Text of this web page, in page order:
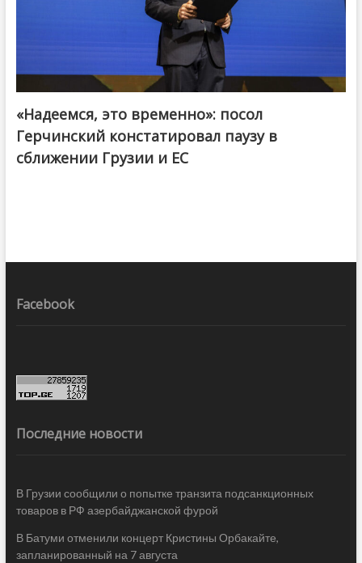
«Надеемся, это временно»: посол
Герчинский констатировал паузу в
сближении Грузии и ЕС
Facebook
Последние новости
В Грузии сообщили о попытке транзита подсанкционных
товаров в РФ азербайджанской фурой
В Батуми отменили концерт Кристины Орбакайте,
запланированный на 7 августа